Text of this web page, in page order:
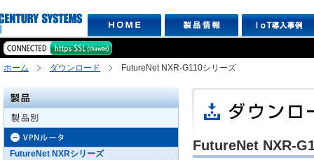
ホーム ダウンロード FutureNet NXR-G110シリーズ
FutureNet NXR-
FutureNet NXRシリーズ